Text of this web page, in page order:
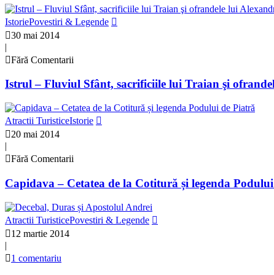
IstoriePovestiri & Legende
30 mai 2014
|
Fără Comentarii
Istrul – Fluviul Sfânt, sacrificiile lui Traian şi
Atractii TuristiceIstorie
20 mai 2014
|
Fără Comentarii
Capidava – Cetatea de la Cotitură și legenda
Atractii TuristicePovestiri & Legende
12 martie 2014
|
1 comentariu